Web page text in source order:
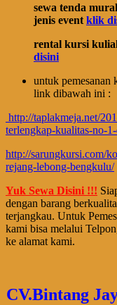
sewa tenda
jenis event klik
rental kursi
disini
untuk pemesanan
link dibawah ini :
http://taplakmeja.net/
terlengkap-kualitas-no-
http://sarungkursi.com/
rejang-lebong-bengkulu/
Yuk Sewa Disini !!!
dengan barang
terjangkau. Untuk
kami bisa melalui
ke alamat kami.
CV.Bintang